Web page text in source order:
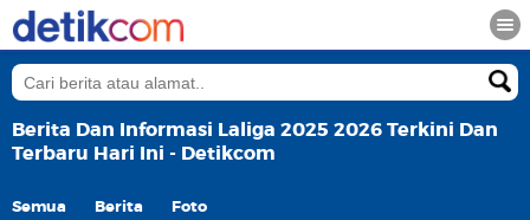
Berita Dan Informasi Laliga 2025 2026 Terkini Dan
Terbaru Hari Ini - Detikcom
Semua Berita Foto